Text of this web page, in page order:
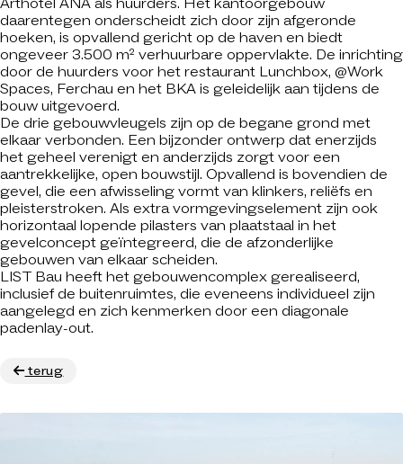
daarentegen onderscheidt zich door zijn afgeronde
hoeken, is opvallend gericht op de haven en biedt
ongeveer 3.500 m² verhuurbare oppervlakte. De inrichting
door de huurders voor het restaurant Lunchbox, @Work
Spaces, Ferchau en het BKA is geleidelijk aan tijdens de
bouw uitgevoerd.
De drie gebouwvleugels zijn op de begane grond met
elkaar verbonden. Een bijzonder ontwerp dat enerzijds
het geheel verenigt en anderzijds zorgt voor een
aantrekkelijke, open bouwstijl. Opvallend is bovendien de
gevel, die een afwisseling vormt van klinkers, reliëfs en
pleisterstroken. Als extra vormgevingselement zijn ook
horizontaal lopende pilasters van plaatstaal in het
gevelconcept geïntegreerd, die de afzonderlijke
gebouwen van elkaar scheiden.
LIST Bau heeft het gebouwencomplex gerealiseerd,
inclusief de buitenruimtes, die eveneens individueel zijn
aangelegd en zich kenmerken door een diagonale
padenlay-out.
terug